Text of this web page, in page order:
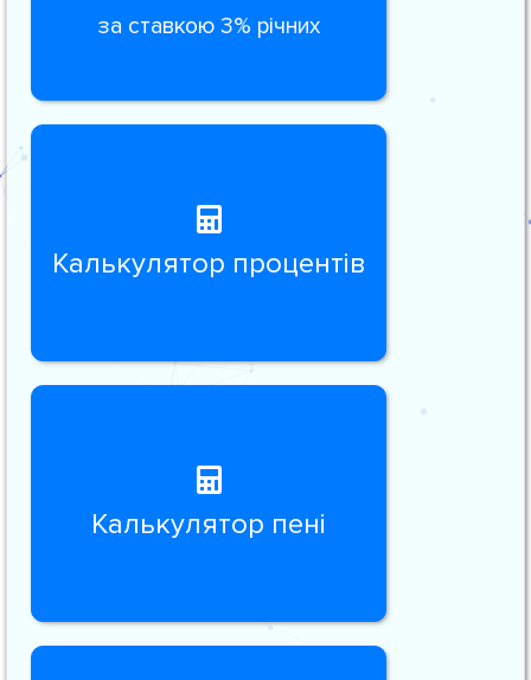
за ставкою 3% річних
Калькулятор процентів
Калькулятор пені